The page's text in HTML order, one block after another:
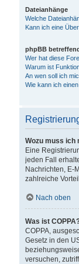
Dateianhänge
Welche
Kann ich eine
phpBB
Wer hat diese
Warum ist
An wen soll ich
Wie kann ich
Wozu muss ich
Eine
jeden Fall
Nachrichten, E-
zahlreiche
Nach oben
Was ist
COPPA,
Gesetz in den
versuchen,